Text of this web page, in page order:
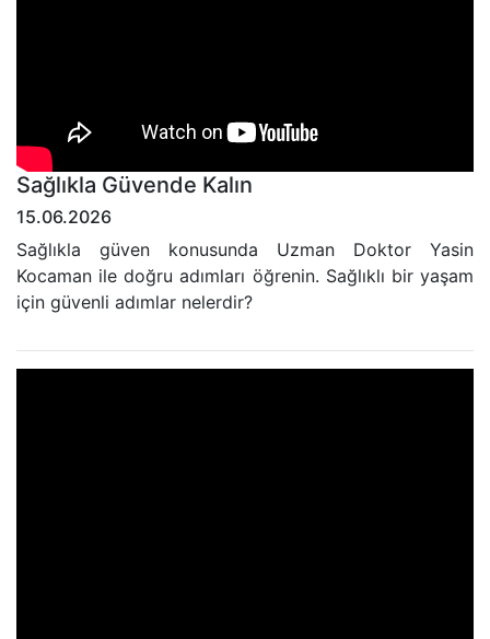
Sağlıkla Güvende Kalın
15.06.2026
Sağlıkla güven konusunda Uzman Doktor Yasin
Kocaman ile doğru adımları öğrenin. Sağlıklı bir yaşam
için güvenli adımlar nelerdir?